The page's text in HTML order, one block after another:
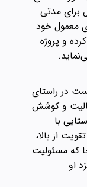
برای مدتی
معمول خود
و پروژه
در راستای
و کوشش
با
از بالا،
که مسئولیت
او